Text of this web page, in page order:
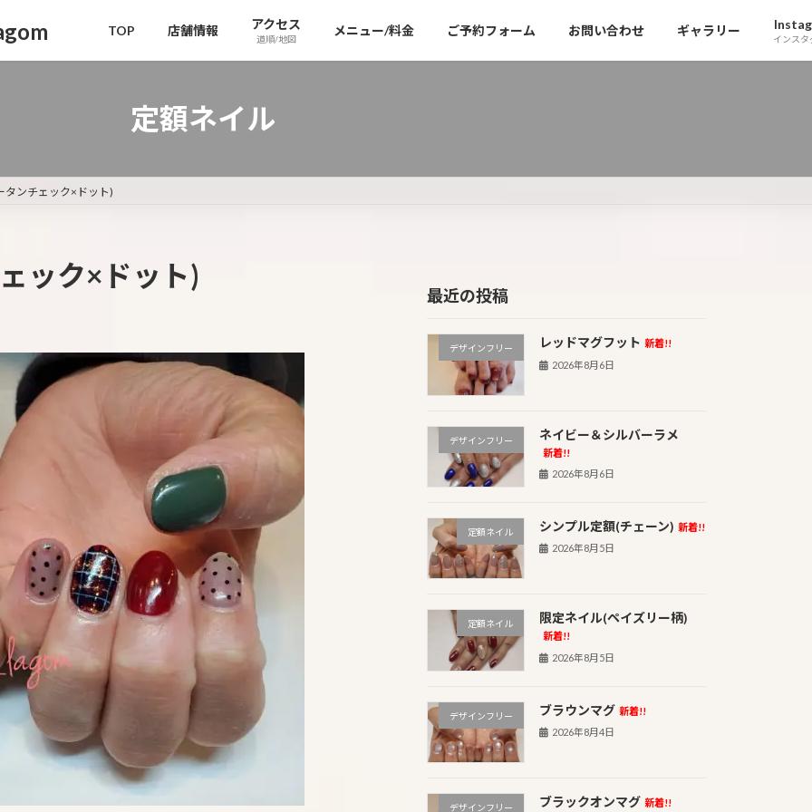
TOP 店舗情報 アクセス
道順/地図
メニュー/料金 ご予約フォーム お問い合わせ ギャラリー
インスタ
定額ネイル
タンチェック×ドット)
ック×ドット)
最近の投稿
デザインフリー レッドマグフット 新着!!
2026年8月6日
デザインフリー ネイビー＆シルバーラメ
新着!!
2026年8月6日
定額ネイル シンプル定額(チェーン) 新着!!
2026年8月5日
定額ネイル 限定ネイル(ペイズリー柄)
新着!!
2026年8月5日
デザインフリー ブラウンマグ 新着!!
2026年8月4日
デザインフリー ブラックオンマグ 新着!!